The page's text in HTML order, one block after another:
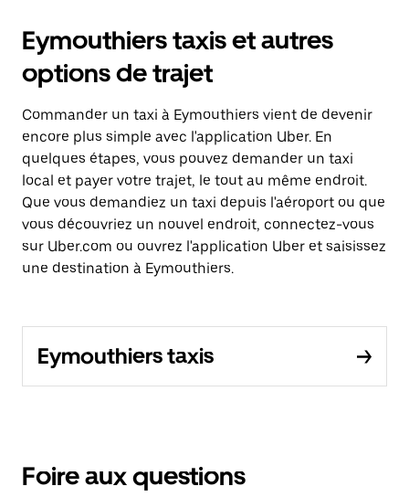
Eymouthiers taxis et autres
options de trajet
Commander un taxi à Eymouthiers vient de devenir
encore plus simple avec l'application Uber. En
quelques étapes, vous pouvez demander un taxi
local et payer votre trajet, le tout au même endroit.
Que vous demandiez un taxi depuis l'aéroport ou que
vous découvriez un nouvel endroit, connectez-vous
sur Uber.com ou ouvrez l'application Uber et saisissez
une destination à Eymouthiers.
Eymouthiers taxis
Foire aux questions